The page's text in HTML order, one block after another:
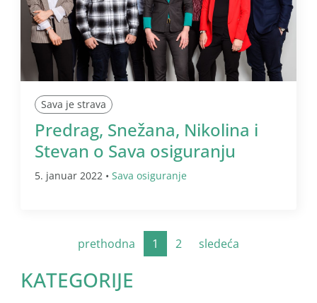
Sava je strava
Predrag, Snežana, Nikolina i
Stevan o Sava osiguranju
5. januar 2022 • Sava osiguranje
prethodna 1 2 sledeća
KATEGORIJE